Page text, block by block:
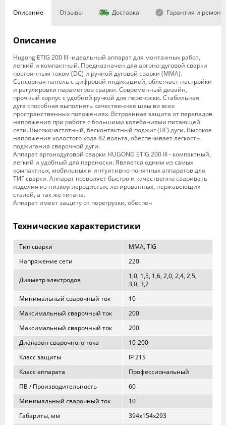
Описание Отзывы Доставка Гарантия и ремонт
Описание
Hugong ETIG 200 III -идеальный аппарат для монтажных работ,
легкий и компактный. Предназначен для аргоно-дуговой сварки
постоянным током (DC) и ручной дуговой сварки (MMA).
Сенсорная панель с цифровой индикацией, облегчает настройки
и регулировки параметров сварки. Современный дизайн,
прочный корпус с удобной ручкой для переноски. Стабильная
дуга способная выполнять качественнее швы во всех
пространственных положениях. Встроенная защита от перепадов
напряжения при работе с большими колебаниями питающей
сети. Высокочастотный, бесконтактный поджиг (HF) дуги. Высокое
напряжение холостого хода 82 вольта, обеспечивает легкость
поджигания сварочной дуги.
Аппарат аргонодуговой сварки HUGONG ETIG 200 III - компактный,
легкий и удобный для переноски. Является одним из самых
компактных, мобильных и интуитивно понятных аппаратов для
ТИГ сварки. Аппарат позволяет быстро и качественно сваривать
изделия из низкоуглеродистых, легированных, нержавеющих
сталей, а так же титана.
Аппарат имеет защиту от перегрузки, обеспеч
Технические характеристики
Тип сварки
MMA, TIG
Напряжение сети
220
Диаметр электродов
1,0, 1,5, 1,6, 2,0, 2,4, 2,5,
3,0, 3,2
Минимальный сварочный ток
10
Максимальный сварочный ток
200
Максимальный сварочный ток
200
Диапазон сварочного тока
10-200
Класс защиты
IP 21S
Класс аппарата
Профессиональный
ПВ / Производительность
60
Минимальный сварочный ток
10
Габариты, мм
394х154х293